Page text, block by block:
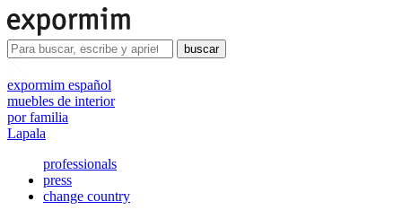
buscar
expormim español
muebles de interior
por familia
Lapala
professionals
press
change country